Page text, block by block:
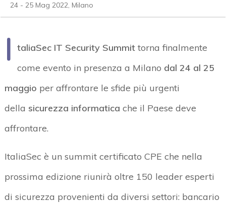
24 - 25 Mag 2022, Milano
I taliaSec IT Security Summit torna finalmente
come evento in presenza a Milano dal 24 al 25
maggio per affrontare le sfide più urgenti
della sicurezza informatica che il Paese deve
affrontare.
ItaliaSec è un summit certificato CPE che nella
prossima edizione riunirà oltre 150 leader esperti
di sicurezza provenienti da diversi settori: bancario